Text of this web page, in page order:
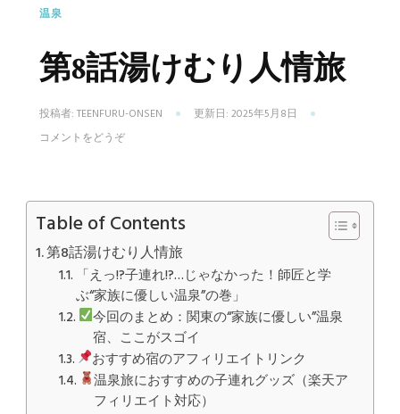
温泉
第8話湯けむり人情旅
投稿者: TEENFURU-ONSEN 更新日: 2025年5月8日
コメントをどうぞ(第
け
り
人
情
旅)
Table of Contents
第8話湯けむり人情旅
「えっ!?子連れ!?…じゃなかった！師匠と学
ぶ“家族に優しい温泉”の巻」
今回のまとめ：関東の“家族に優しい”温泉
宿、ここがスゴイ
おすすめ宿のアフィリエイトリンク
温泉旅におすすめの子連れグッズ（楽天ア
フィリエイト対応）